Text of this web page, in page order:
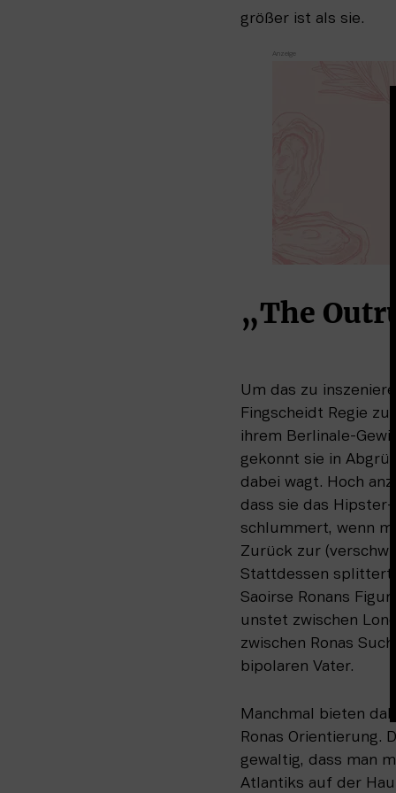
größer ist als sie.
„The
Um das zu
Fingscheidt Regie
ihrem Berlinale-
gekonnt sie in
dabei wagt. Hoch
dass sie das
schlummert, wenn
Zurück zur
Stattdessen splittert
Saoirse Ronans
unstet zwischen
zwischen Ronas
bipolaren Vater.
Manchmal bieten
Ronas Orientierung.
gewaltig, dass man
Atlantiks auf der